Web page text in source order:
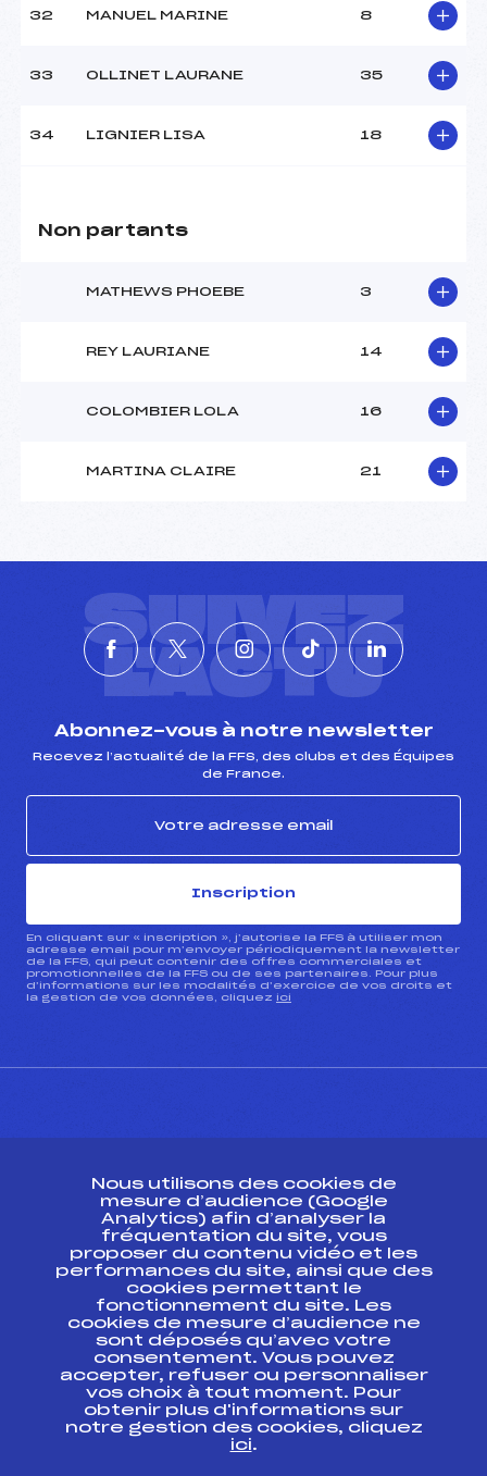
32 MANUEL MARINE 8
33 OLLINET LAURANE 35
34 LIGNIER LISA 18
Non partants
MATHEWS PHOEBE 3
REY LAURIANE 14
COLOMBIER LOLA 16
MARTINA CLAIRE 21
SUIVEZ
L'ACTU
Abonnez-vous à notre newsletter
Recevez l’actualité de la FFS, des clubs et des Équipes
de France.
Inscription
En cliquant sur « inscription », j’autorise la FFS à utiliser mon
adresse email pour m’envoyer périodiquement la newsletter
de la FFS, qui peut contenir des offres commerciales et
promotionnelles de la FFS ou de ses partenaires. Pour plus
d’informations sur les modalités d’exercice de vos droits et
la gestion de vos données, cliquez ici
Ressources
Pass’Neige
Projet sportif fédéral
Projet de performance fédéral
Antidopage
Pôle Développement, Formation, Suivi
Scientifique
Listes ministérielles
Pôle vie de l’athlète
Enseignement professionnel
Nous utilisons des cookies de
mesure d’audience (Google
Analytics) afin d’analyser la
fréquentation du site, vous
proposer du contenu vidéo et les
performances du site, ainsi que des
cookies permettant le
fonctionnement du site. Les
cookies de mesure d’audience ne
sont déposés qu’avec votre
consentement. Vous pouvez
accepter, refuser ou personnaliser
vos choix à tout moment. Pour
obtenir plus d'informations sur
notre gestion des cookies, cliquez
ici.